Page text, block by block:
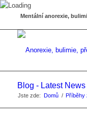
Mentální anorexie,
Blog - Latest News
Jste zde: Domů / Příběhy